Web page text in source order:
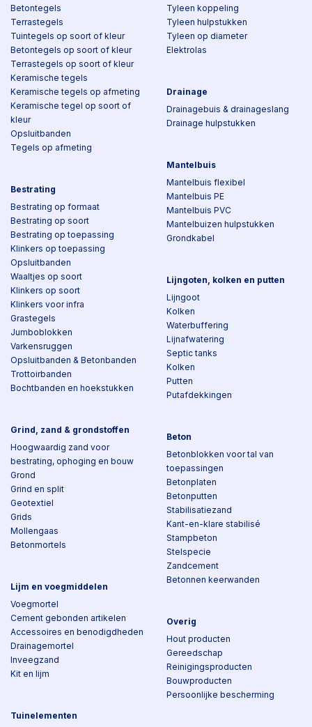
Betontegels
Terrastegels
Tuintegels op soort of kleur
Betontegels op soort of kleur
Terrastegels op soort of kleur
Keramische tegels
Keramische tegels op afmeting
Keramische tegel op soort of
kleur
Opsluitbanden
Tegels op afmeting
Bestrating
Bestrating op formaat
Bestrating op soort
Bestrating op toepassing
Klinkers op toepassing
Opsluitbanden
Waaltjes op soort
Klinkers op soort
Klinkers voor infra
Grastegels
Jumboblokken
Varkensruggen
Opsluitbanden & Betonbanden
Trottoirbanden
Bochtbanden en hoekstukken
Grind, zand & grondstoffen
Hoogwaardig zand voor
bestrating, ophoging en bouw
Grond
Grind en split
Geotextiel
Grids
Mollengaas
Betonmortels
Lijm en voegmiddelen
Voegmortel
Cement gebonden artikelen
Accessoires en benodigdheden
Drainagemortel
Inveegzand
Kit en lijm
Tuinelementen
Tyleen koppeling
Tyleen hulpstukken
Tyleen op diameter
Elektrolas
Drainage
Drainagebuis & drainageslang
Drainage hulpstukken
Mantelbuis
Mantelbuis flexibel
Mantelbuis PE
Mantelbuis PVC
Mantelbuizen hulpstukken
Grondkabel
Lijngoten, kolken en putten
Lijngoot
Kolken
Waterbuffering
Lijnafwatering
Septic tanks
Kolken
Putten
Putafdekkingen
Beton
Betonblokken voor tal van
toepassingen
Betonplaten
Betonputten
Stabilisatiezand
Kant-en-klare stabilisé
Stampbeton
Stelspecie
Zandcement
Betonnen keerwanden
Overig
Hout producten
Gereedschap
Reinigingsproducten
Bouwproducten
Persoonlijke bescherming